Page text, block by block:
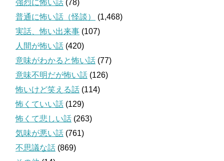
強烈に怖い話 (78)
普通に怖い話（怪談）
(1,468)
実話、怖い出来事 (107)
人間が怖い話 (420)
意味がわかると怖い話 (77)
意味不明だが怖い話 (126)
怖いけど笑える話 (114)
怖くていい話 (129)
怖くて悲しい話 (263)
気味が悪い話 (761)
不思議な話 (869)